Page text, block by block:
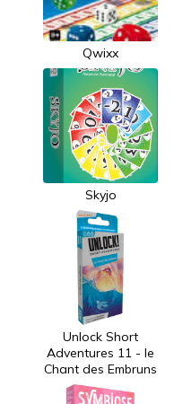
Qwixx
Skyjo
Unlock Short
Adventures 11 - le
Chant des Embruns